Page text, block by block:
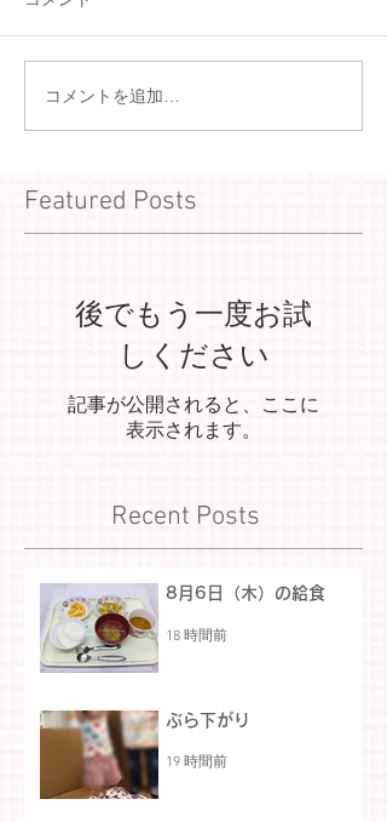
コメントを追加…
Featured Posts
後でもう一度お試
しください
記事が公開されると、ここに
表示されます。
Recent Posts
8月6日（木）の給食
18 時間前
ぶら下がり
19 時間前